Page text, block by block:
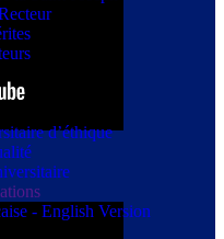
d’éthique
- English Version